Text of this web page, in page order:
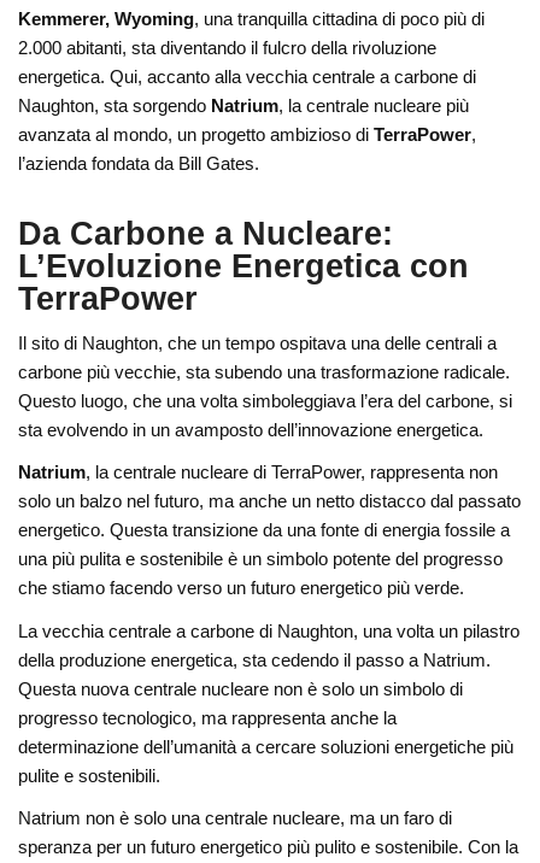
Kemmerer, Wyoming, una tranquilla cittadina di poco più di
2.000 abitanti, sta diventando il fulcro della rivoluzione
energetica. Qui, accanto alla vecchia centrale a carbone di
Naughton, sta sorgendo Natrium, la centrale nucleare più
avanzata al mondo, un progetto ambizioso diTerraPower,
l’azienda fondata da Bill Gates.
Da Carbone a Nucleare:
L’Evoluzione Energetica con
TerraPower
Il sito di Naughton, che un tempo ospitava una delle centrali a
carbone più vecchie, sta subendo una trasformazione radicale.
Questo luogo, che una volta simboleggiava l’era del carbone, si
sta evolvendo in un avamposto dell’innovazione energetica.
Natrium, la centrale nucleare di TerraPower, rappresenta non
solo un balzo nel futuro, ma anche un netto distacco dal passato
energetico. Questa transizione da una fonte di energia fossile a
una più pulita e sostenibile è un simbolo potente del progresso
che stiamo facendo verso un futuro energetico più verde.
La vecchia centrale a carbone di Naughton, una volta un pilastro
della produzione energetica, sta cedendo il passo a Natrium.
Questa nuova centrale nucleare non è solo un simbolo di
progresso tecnologico, ma rappresenta anche la
determinazione dell’umanità a cercare soluzioni energetiche più
pulite e sostenibili.
Natrium non è solo una centrale nucleare, ma un faro di
speranza per un futuro energetico più pulito e sostenibile. Con la